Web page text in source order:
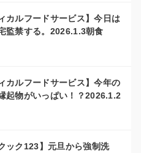
カルフードサービス】今日は
監禁する。2026.1.3朝食
カルフードサービス】今年の
起物がいっぱい！？2026.1.2
ック123】元旦から強制洗